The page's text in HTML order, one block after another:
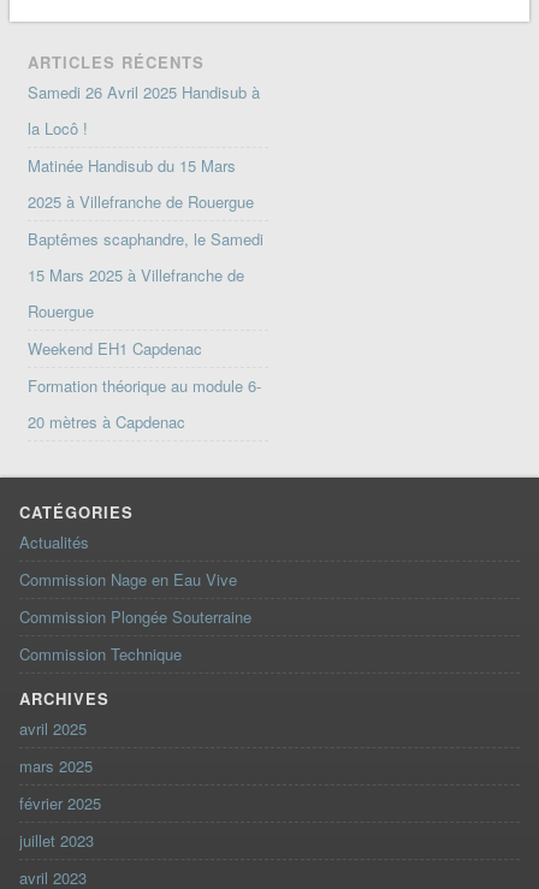
ARTICLES RÉCENTS
Samedi 26 Avril 2025 Handisub à
la Locô !
Matinée Handisub du 15 Mars
2025 à Villefranche de Rouergue
Baptêmes scaphandre, le Samedi
15 Mars 2025 à Villefranche de
Rouergue
Weekend EH1 Capdenac
Formation théorique au module 6-
20 mètres à Capdenac
CATÉGORIES
Actualités
Commission Nage en Eau Vive
Commission Plongée Souterraine
Commission Technique
ARCHIVES
avril 2025
mars 2025
février 2025
juillet 2023
avril 2023